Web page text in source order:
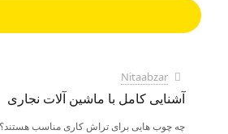
Nitaabzar
آشنایی کامل با ماشین آلات نجاری
چه چوب هایی برای تراش کاری مناسب